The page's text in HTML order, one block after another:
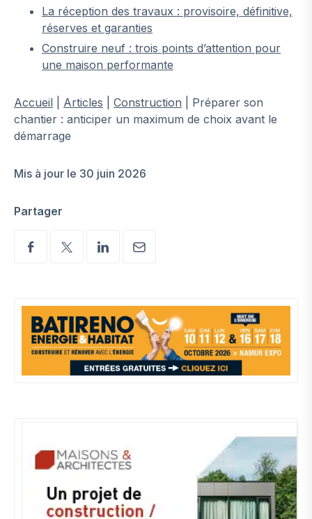
La réception des travaux : provisoire, définitive,
réserves et garanties
Construire neuf : trois points d’attention pour
une maison performante
Accueil Articles Construction
Préparer son
chantier : anticiper un maximum de choix avant le
démarrage
Mis à jour le 30 juin 2026
Partager